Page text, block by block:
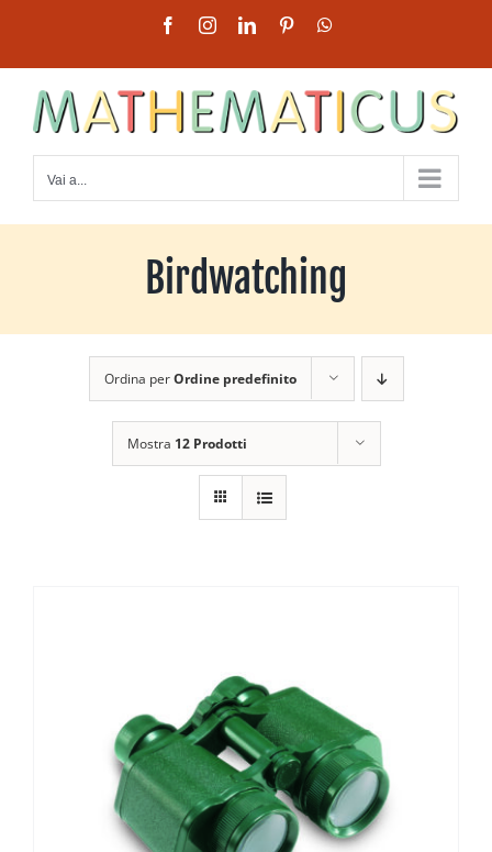
contenuto
FacebookInstagramLinkedInPinterest
Vai a...
Birdwatching
Ordina perOrdine predefinito
Mostra 12 Prodotti